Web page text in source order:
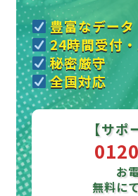
豊富なデータ
24時間受付
秘密厳守
全国対応
【サポ
お
無料に